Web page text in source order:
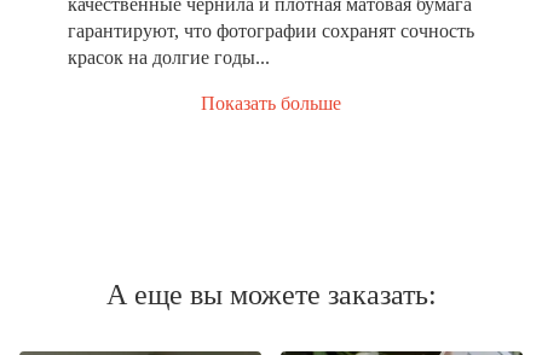
гарантируют, что фотографии сохранят сочность
красок на долгие годы...
Показать больше
А еще вы можете заказать: